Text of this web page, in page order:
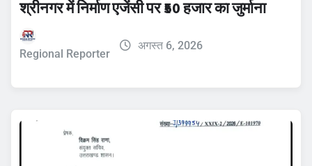
श्रीनगर में निर्माण एजेंसी पर ₹50 हजार का जुर्माना
Regional Reporter
अगस्त 6, 2026